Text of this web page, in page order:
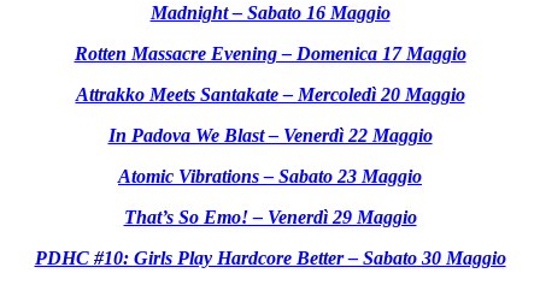
Madnight – Sabato 16 Maggio
Rotten Massacre Evening – Domenica 17 Maggio
Attrakko Meets Santakate – Mercoledì 20 Maggio
In Padova We Blast – Venerdì 22 Maggio
Atomic Vibrations – Sabato 23 Maggio
That’s So Emo! – Venerdì 29 Maggio
PDHC #10: Girls Play Hardcore Better – Sabato 30 Maggio